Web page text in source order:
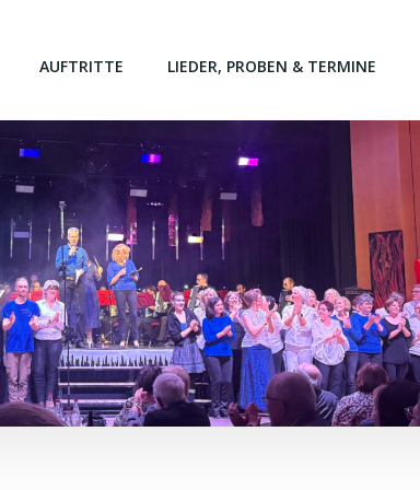
AUFTRITTE LIEDER, PROBEN & TERMINE